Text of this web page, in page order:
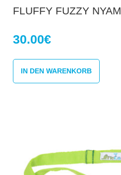
FLUFFY FUZZY NYAM
30.00€
IN DEN WARENKORB